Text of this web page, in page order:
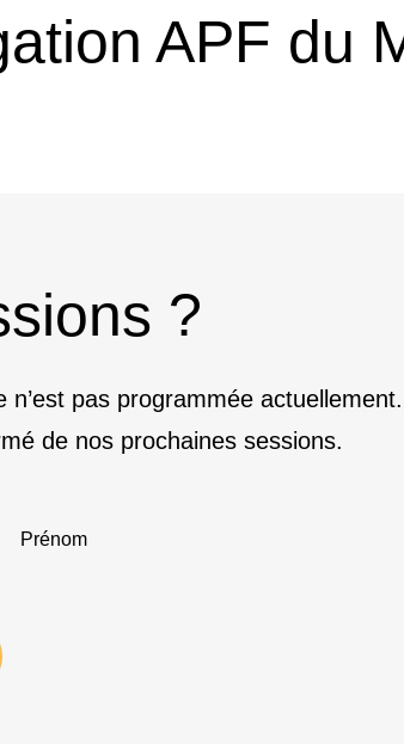
APF du
?
pas programmée actuellement.
de nos prochaines sessions.
Prénom